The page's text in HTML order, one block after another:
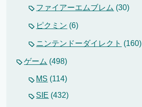
ファイアーエムブレム (30)
ピクミン (6)
ニンテンドーダイレクト (160)
ゲーム (498)
MS (114)
SIE (432)